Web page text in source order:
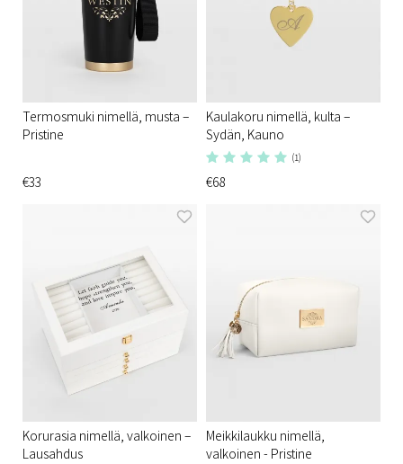
Termosmuki nimellä, musta –
Pristine
€33
Kaulakoru nimellä, kulta –
Sydän, Kauno
(1)
€68
Korurasia nimellä, valkoinen –
Lausahdus
Meikkilaukku nimellä,
valkoinen - Pristine